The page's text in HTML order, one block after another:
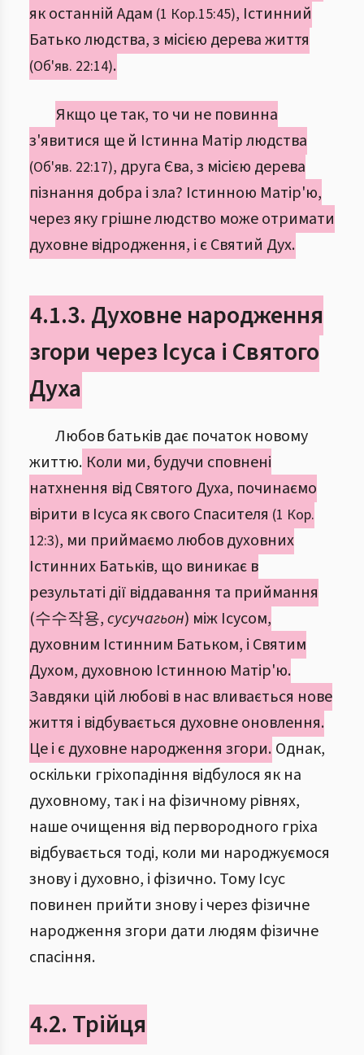
як останній Адам (1 Кор.15:45), Істинний
Батько людства, з місією дерева життя
(Об'яв. 22:14).
Якщо це так, то чи не повинна
з'явитися ще й Істинна Матір людства
(Об'яв. 22:17), друга Єва, з місією дерева
пізнання добра і зла? Істинною Матір'ю,
через яку грішне людство може отримати
духовне відродження, і є Святий Дух.
4.1.3. Духовне народження
згори через Ісуса і Святого
Духа
Любов батьків дає початок новому
життю. Коли ми, будучи сповнені
натхнення від Святого Духа, починаємо
вірити в Ісуса як свого Спасителя (1 Кор.
12:3), ми приймаємо любов духовних
Істинних Батьків, що виникає в
результаті дії віддавання та приймання
(수수작용,сусучагьон) між Ісусом,
духовним Істинним Батьком, і Святим
Духом, духовною Істинною Матір'ю.
Завдяки цій любові в нас вливається нове
життя і відбувається духовне оновлення.
Це і є духовне народження згори. Однак,
оскільки гріхопадіння відбулося як на
духовному, так і на фізичному рівнях,
наше очищення від первородного гріха
відбувається тоді, коли ми народжуємося
знову і духовно, і фізично. Тому Ісус
повинен прийти знову і через фізичне
народження згори дати людям фізичне
спасіння.
4.2. Трійця